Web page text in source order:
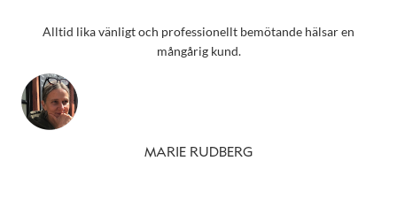
Alltid lika vänligt och professionellt bemötande hälsar en
mångårig kund.
MARIE RUDBERG